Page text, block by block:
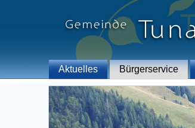
Aktuelles Bürgerservice